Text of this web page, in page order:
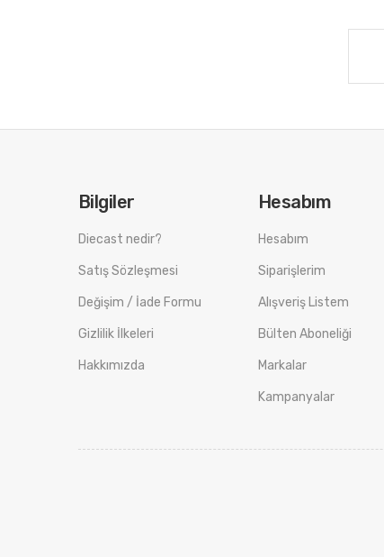
Bilgiler
Diecast nedir?
Satış Sözleşmesi
Değişim / İade Formu
Gizlilik İlkeleri
Hakkımızda
Hesabım
Hesabım
Siparişlerim
Alışveriş Listem
Bülten Aboneliği
Markalar
Kampanyalar